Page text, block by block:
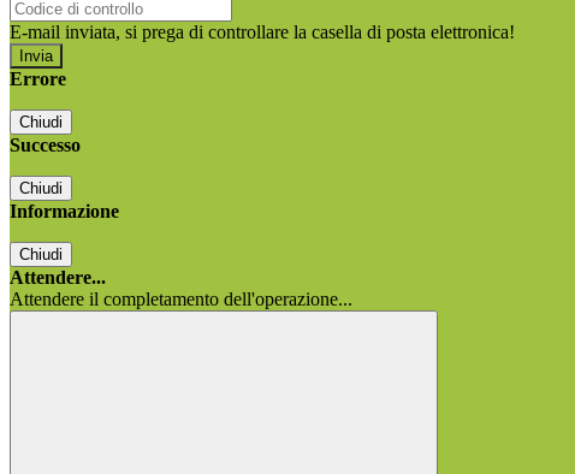
E-mail inviata, si prega di controllare la casella di posta elettronica!
Errore
Chiudi
Successo
Chiudi
Informazione
Chiudi
Attendere...
Attendere il completamento dell'operazione...